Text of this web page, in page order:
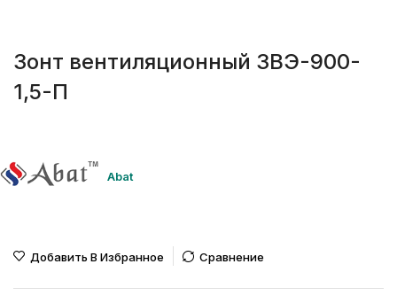
Зонт вентиляционный ЗВЭ-900-
1,5-П
Abat
Добавить В Избранное Сравнение